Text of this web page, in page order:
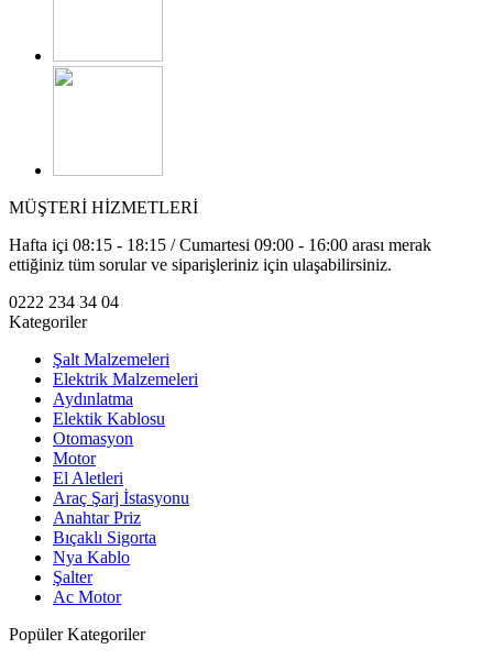
MÜŞTERİ HİZMETLERİ
Hafta içi 08:15 - 18:15 / Cumartesi 09:00 - 16:00 arası merak
ettiğiniz tüm sorular ve siparişleriniz için ulaşabilirsiniz.
0222 234 34 04
Kategoriler
Şalt Malzemeleri
Elektrik Malzemeleri
Aydınlatma
Elektik Kablosu
Otomasyon
Motor
El Aletleri
Araç Şarj İstasyonu
Anahtar Priz
Bıçaklı Sigorta
Nya Kablo
Şalter
Ac Motor
Popüler Kategoriler